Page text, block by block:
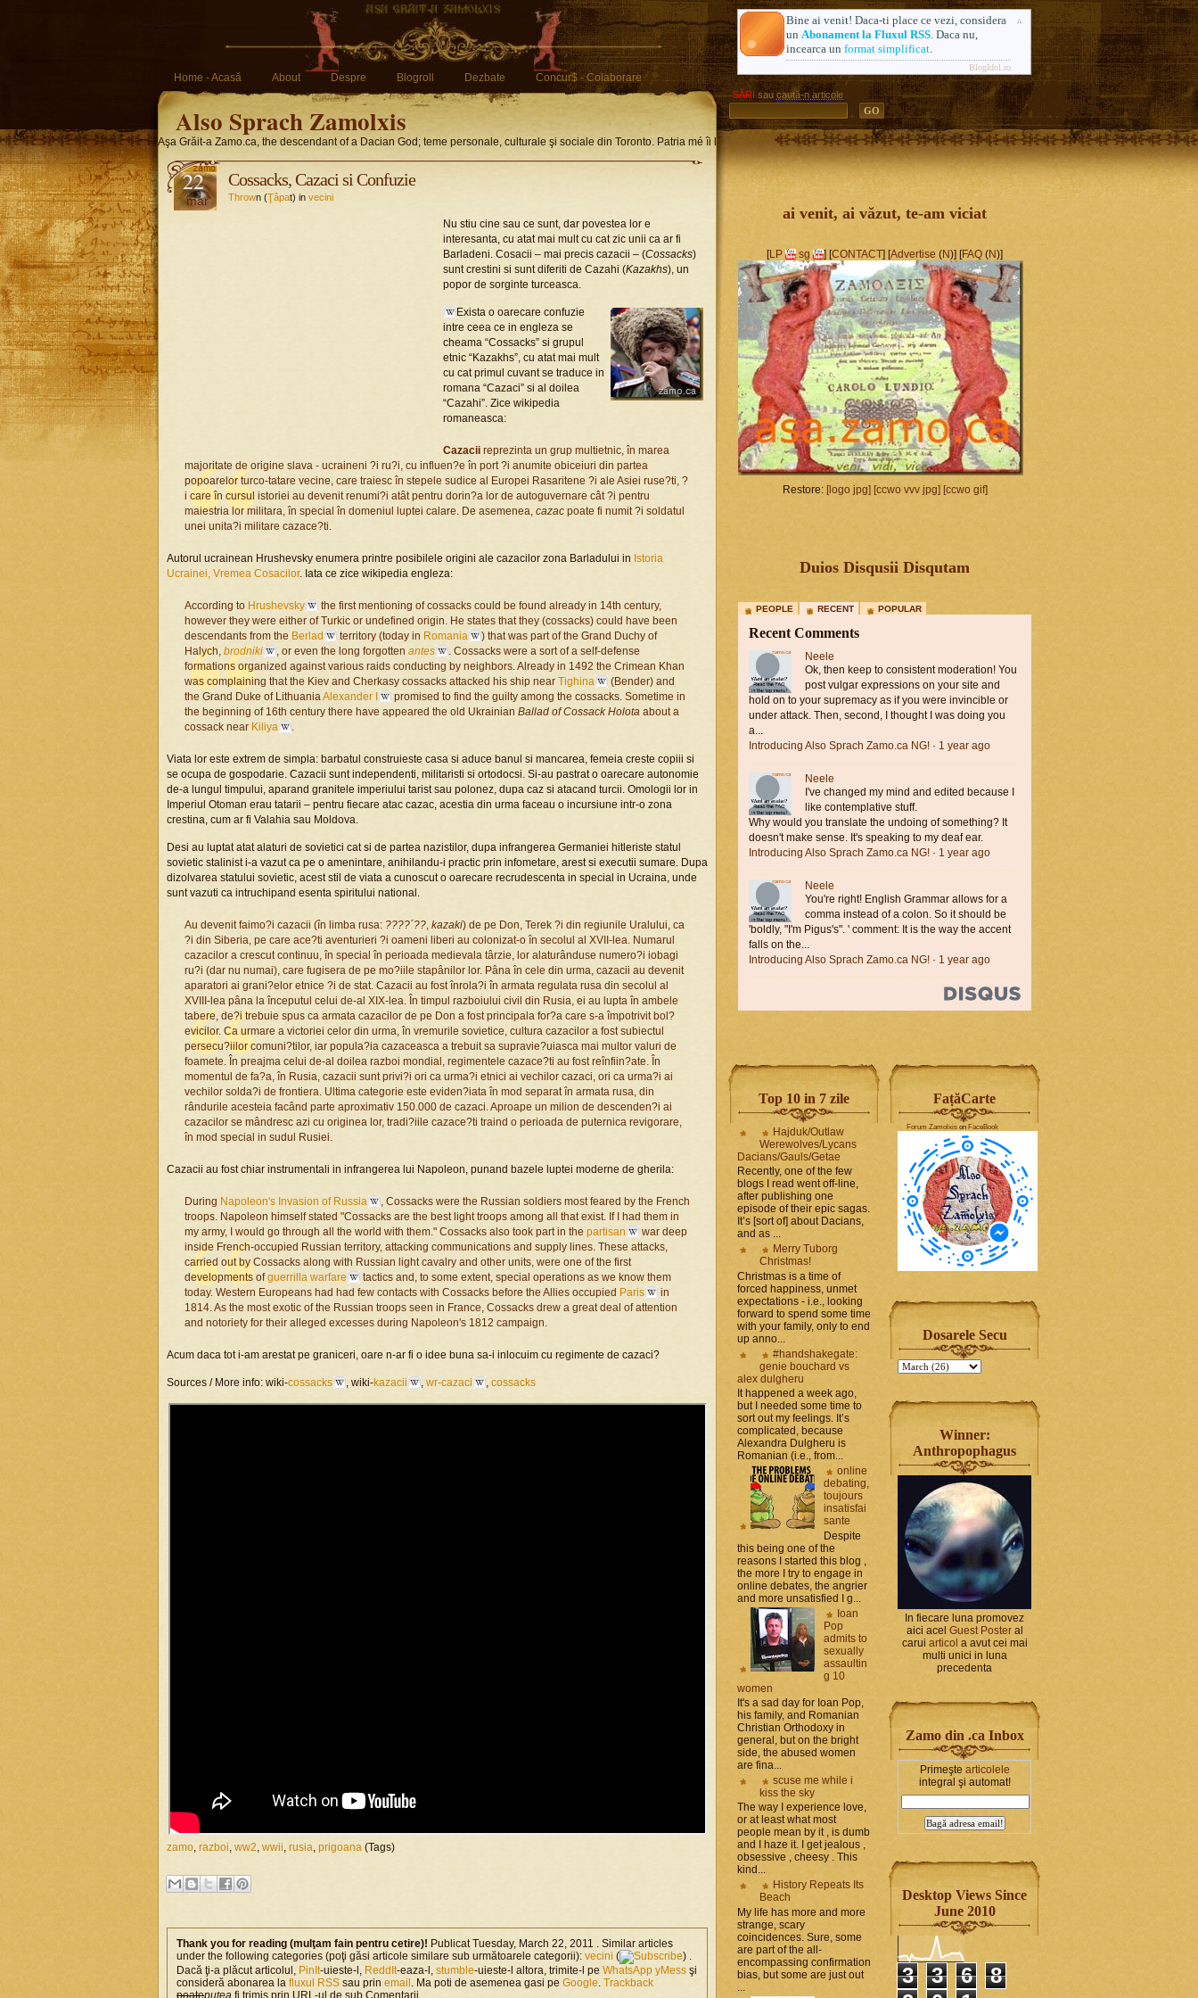
Home - Acasă About Despre Blogroll Dezbate Concur$ - Colaborare
Also Sprach Zamolxis
Aşa Grăit-a Zamo.ca, the descendant of a Dacian God; teme personale, culturale şi sociale din Toronto. Patria mé îi limba romgleză. Formerly AlsoSprachZamolxis.com
SĂRI sau caută-n articole
Bine ai venit! Daca-ti place ce vezi, considera
un Abonament la Fluxul RSS. Daca nu,
incearca un format simplificat.
BlogIdol.ro
22
mar
Cossacks, Cazaci si Confuzie
Thrown (Ţâpat) in vecini
Nu stiu cine sau ce sunt, dar povestea lor e
interesanta, cu atat mai mult cu cat zic unii ca ar fi
Barladeni. Cosacii – mai precis cazacii – (Cossacks)
sunt crestini si sunt diferiti de Cazahi (Kazakhs), un
popor de sorginte turceasca.
Exista o oarecare confuzie
intre ceea ce in engleza se
cheama “Cossacks” si grupul
etnic “Kazakhs”, cu atat mai mult
cu cat primul cuvant se traduce in
romana “Cazaci” si al doilea
“Cazahi”. Zice wikipedia
romaneasca:
Cazacii reprezinta un grup multietnic, în marea
majoritate de origine slava - ucraineni ?i ru?i, cu influen?e în port ?i anumite obiceiuri din partea
popoarelor turco-tatare vecine, care traiesc în stepele sudice al Europei Rasaritene ?i ale Asiei ruse?ti, ?
i care în cursul istoriei au devenit renumi?i atât pentru dorin?a lor de autoguvernare cât ?i pentru
maiestria lor militara, în special în domeniul luptei calare. De asemenea, cazac poate fi numit ?i soldatul
unei unita?i militare cazace?ti.
Autorul ucrainean Hrushevsky enumera printre posibilele origini ale cazacilor zona Barladului in Istoria
Ucrainei, Vremea Cosacilor. Iata ce zice wikipedia engleza:
According to Hrushevsky
the first mentioning of cossacks could be found already in 14th century,
however they were either of Turkic or undefined origin. He states that they (cossacks) could have been
descendants from the Berlad territory (today in Romania
) that was part of the Grand Duchy of
Halych, brodniki , or even the long forgotten antes
. Cossacks were a sort of a self-defense
formations organized against various raids conducting by neighbors. Already in 1492 the Crimean Khan
was complaining that the Kiev and Cherkasy cossacks attacked his ship near Tighina
(Bender) and
the Grand Duke of LithuaniaAlexander I
promised to find the guilty among the cossacks. Sometime in
the beginning of 16th century there have appeared the old Ukrainian Ballad of Cossack Holota about a
cossack near Kiliya .
Viata lor este extrem de simpla: barbatul construieste casa si aduce banul si mancarea, femeia creste copiii si
se ocupa de gospodarie. Cazacii sunt independenti, militaristi si ortodocsi. Si-au pastrat o oarecare autonomie
de-a lungul timpului, aparand granitele imperiului tarist sau polonez, dupa caz si atacand turcii. Omologii lor in
Imperiul Otoman erau tatarii – pentru fiecare atac cazac, acestia din urma faceau o incursiune intr-o zona
crestina, cum ar fi Valahia sau Moldova.
Desi au luptat atat alaturi de sovietici cat si de partea nazistilor, dupa infrangerea Germaniei hitleriste statul
sovietic stalinist i-a vazut ca pe o amenintare, anihilandu-i practic prin infometare, arest si executii sumare. Dupa
dizolvarea statului sovietic, acest stil de viata a cunoscut o oarecare recrudescenta in special in Ucraina, unde
sunt vazuti ca intruchipand esenta spiritului national.
Au devenit faimo?i cazacii (în limba rusa: ????´??, kazaki) de pe Don, Terek ?i din regiunile Uralului, ca
?i din Siberia, pe care ace?ti aventurieri ?i oameni liberi au colonizat-o în secolul al XVII-lea. Numarul
cazacilor a crescut continuu, în special în perioada medievala târzie, lor alaturânduse numero?i iobagi
ru?i (dar nu numai), care fugisera de pe mo?iile stapânilor lor. Pâna în cele din urma, cazacii au devenit
aparatori ai grani?elor etnice ?i de stat. Cazacii au fost înrola?i în armata regulata rusa din secolul al
XVIII-lea pâna la începutul celui de-al XIX-lea. În timpul razboiului civil din Rusia, ei au lupta în ambele
tabere, de?i trebuie spus ca armata cazacilor de pe Don a fost principala for?a care s-a împotrivit bol?
evicilor. Ca urmare a victoriei celor din urma, în vremurile sovietice, cultura cazacilor a fost subiectul
persecu?iilor comuni?tilor, iar popula?ia cazaceasca a trebuit sa supravie?uiasca mai multor valuri de
foamete. În preajma celui de-al doilea razboi mondial, regimentele cazace?ti au fost reînfiin?ate. În
momentul de fa?a, în Rusia, cazacii sunt privi?i ori ca urma?i etnici ai vechilor cazaci, ori ca urma?i ai
vechilor solda?i de frontiera. Ultima categorie este eviden?iata în mod separat în armata rusa, din
rândurile acesteia facând parte aproximativ 150.000 de cazaci. Aproape un milion de descenden?i ai
cazacilor se mândresc azi cu originea lor, tradi?iile cazace?ti traind o perioada de puternica revigorare,
în mod special in sudul Rusiei.
Cazacii au fost chiar instrumentali in infrangerea lui Napoleon, punand bazele luptei moderne de gherila:
During Napoleon's Invasion of Russia
, Cossacks were the Russian soldiers most feared by the French
troops. Napoleon himself stated "Cossacks are the best light troops among all that exist. If I had them in
my army, I would go through all the world with them." Cossacks also took part in the partisan
war deep
inside French-occupied Russian territory, attacking communications and supply lines. These attacks,
carried out by Cossacks along with Russian light cavalry and other units, were one of the first
developments ofguerrilla warfare
tactics and, to some extent, special operations as we know them
today. Western Europeans had had few contacts with Cossacks before the Allies occupied Paris
in
1814. As the most exotic of the Russian troops seen in France, Cossacks drew a great deal of attention
and notoriety for their alleged excesses during Napoleon's 1812 campaign.
Acum daca tot i-am arestat pe graniceri, oare n-ar fi o idee buna sa-i inlocuim cu regimente de cazaci?
Sources / More info: wiki-cossacks , wiki-kazacii , wr-cazaci , cossacks
zamo, razboi, ww2, wwii, rusia, prigoana (Tags)
Thank you for reading (mulţam fain pentru cetire)! Publicat Tuesday, March 22, 2011 . Similar articles
under the following categories (poţi găsi articole similare sub următoarele categorii): vecini (
) .
Dacă ţi-a plăcut articolul, PinIt-uieste-l, ReddIt-eaza-l, stumble-uieste-l altora, trimite-l pe WhatsApp yMess şi
consideră abonarea la fluxul RSS sau prin email . Ma poti de asemenea gasi pe Google. Trackback
poateputea fi trimis prin URL-ul de sub Comentarii
ai venit, ai văzut, te-am viciat
[LP sg ] [CONTACT] [Advertise (N)] [FAQ (N)]
Restore: [logo jpg] [ccwo vvv jpg] [ccwo gif]
Duios Disqusii Disqutam
PEOPLE RECENT POPULAR
Recent Comments
Neele
Ok, then keep to consistent moderation! You
post vulgar expressions on your site and
hold on to your supremacy as if you were invincible or
under attack. Then, second, I thought I was doing you
a...
Introducing Also Sprach Zamo.ca NG! · 1 year ago
Neele
I've changed my mind and edited because I
like contemplative stuff.
Why would you translate the undoing of something? It
doesn't make sense. It's speaking to my deaf ear.
Introducing Also Sprach Zamo.ca NG! · 1 year ago
Neele
You're right! English Grammar allows for a
comma instead of a colon. So it should be
'boldly, "I'm Pigus's". ' comment: It is the way the accent
falls on the...
Introducing Also Sprach Zamo.ca NG! · 1 year ago
Top 10 in 7 zile
Hajduk/Outlaw
Werewolves/Lycans
Dacians/Gauls/Getae
Recently, one of the few
blogs I read went off-line,
after publishing one
episode of their epic sagas.
It’s [sort of] about Dacians,
and as ...
Merry Tuborg
Christmas!
Christmas is a time of
forced happiness, unmet
expectations - i.e., looking
forward to spend some time
with your family, only to end
up anno...
#handshakegate:
genie bouchard vs
alex dulgheru
It happened a week ago,
but I needed some time to
sort out my feelings. It’s
complicated, because
Alexandra Dulgheru is
Romanian (i.e., from...
online
debating,
toujours
insatisfai
sante
Despite
this being one of the
reasons I started this blog ,
the more I try to engage in
online debates, the angrier
and more unsatisfied I g...
Ioan
Pop
admits to
sexually
assaultin
g 10
women
It's a sad day for Ioan Pop,
his family, and Romanian
Christian Orthodoxy in
general, but on the bright
side, the abused women
are fina...
scuse me while i
kiss the sky
The way I experience love,
or at least what most
people mean by it , is dumb
and I haze it. I get jealous ,
obsessive , cheesy . This
kind...
History Repeats Its
Beach
My life has more and more
strange, scary
coincidences. Sure, some
are part of the all-
encompassing confirmation
bias, but some are just out
FaṭăCarte
Forum Zamolxis on FaceBook
Dosarele Secu
Winner:
Anthropophagus
In fiecare luna promovez
aici acel Guest Posteral
carui articol a avut cei mai
multi unici in luna
precedenta
Zamo din .ca Inbox
Primeşte articolele
integral şi automat!
Desktop Views Since
June 2010
3 3 6
8